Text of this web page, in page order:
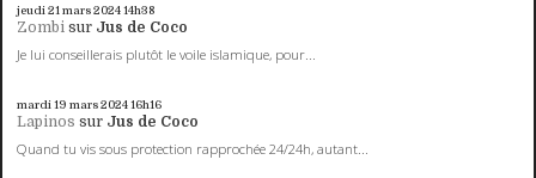
jeudi 21 mars 202414h38
Zombi sur Jus de Coco
Je lui conseillerais plutôt le voile islamique, pour...
mardi 19 mars 202416h16
Lapinos sur Jus de Coco
Quand tu vis sous protection rapprochée 24/24h, autant...